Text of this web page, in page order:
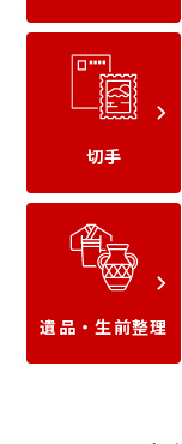
オーデマピ
切手
遺品・生前整理